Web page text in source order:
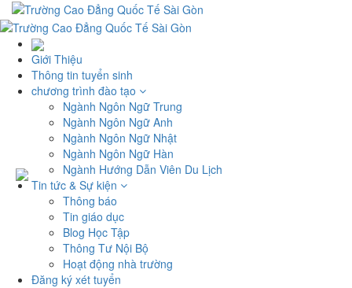
Giới Thiệu
Thông tin tuyển sinh
chương trình đào tạo
Ngành Ngôn Ngữ Trung
Ngành Ngôn Ngữ Anh
Ngành Ngôn Ngữ Nhật
Ngành Ngôn Ngữ Hàn
Ngành Hướng Dẫn Viên Du Lịch
Tin tức & Sự kiện
Thông báo
Tin giáo dục
Blog Học Tập
Thông Tư Nội Bộ
Hoạt động nhà trường
Đăng ký xét tuyển